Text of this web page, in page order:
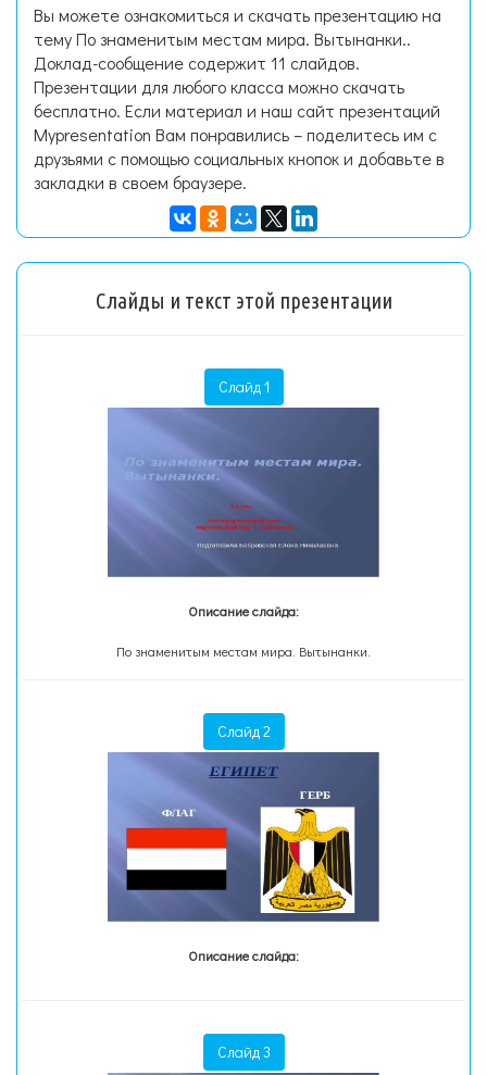
Вы можете ознакомиться и скачать презентацию на
тему По знаменитым местам мира. Вытынанки..
Доклад-сообщение содержит 11 слайдов.
Презентации для любого класса можно скачать
бесплатно. Если материал и наш сайт презентаций
Mypresentation Вам понравились – поделитесь им с
друзьями с помощью социальных кнопок и добавьте в
закладки в своем браузере.
Слайды и текст этой презентации
Слайд 1
Описание слайда:
По знаменитым местам мира. Вытынанки.
Слайд 2
Описание слайда:
Слайд 3